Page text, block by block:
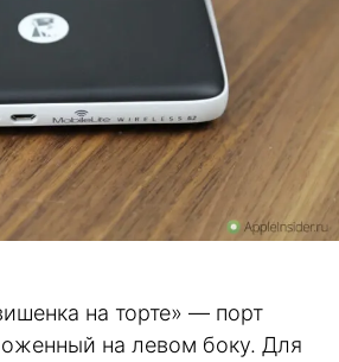
на торте» — порт
на левом боку. Для